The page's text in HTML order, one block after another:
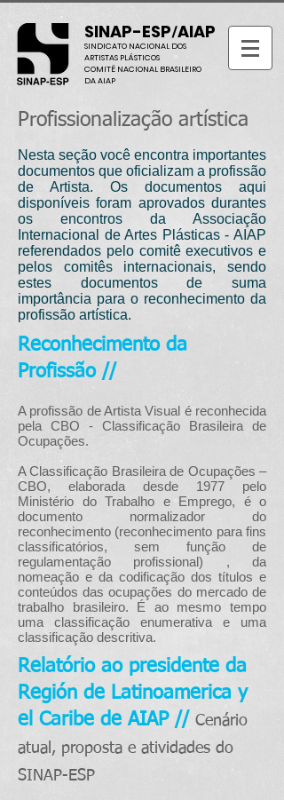
SINAP-ESP/AIAP
SINDICATO NACIONAL DOS
ARTISTAS PLÁSTICOS
COMITÊ NACIONAL BRASILEIRO
DA AIAP
Profissionalização artística
Nesta seção você encontra importantes
documentos que oficializam a profissão
de Artista. Os documentos aqui
disponíveis foram aprovados durantes
os encontros da Associação
Internacional de Artes Plásticas - AIAP
referendados pelo comitê executivos e
pelos comitês internacionais, sendo
estes documentos de suma
importância para o reconhecimento da
profissão artística.
Reconhecimento da
Profissão //
A profissão de Artista Visual é reconhecida
pela CBO - Classificação Brasileira de
Ocupações.
A Classificação Brasileira de Ocupações –
CBO, elaborada desde 1977 pelo
Ministério do Trabalho e Emprego, é o
documento normalizador do
reconhecimento (reconhecimento para fins
classificatórios, sem função de
regulamentação profissional) , da
nomeação e da codificação dos títulos e
conteúdos das ocupações do mercado de
trabalho brasileiro. É ao mesmo tempo
uma classificação enumerativa e uma
classificação descritiva.
Relatório ao presidente da
Región de Latinoamerica y
el Caribe de AIAP // Cenário
atual, proposta e atividades do
SINAP-ESP